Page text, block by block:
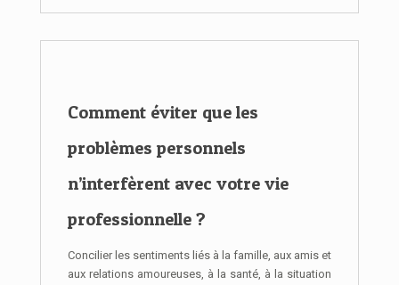
Comment éviter que les
problèmes personnels
n’interfèrent avec votre vie
professionnelle ?
Concilier les sentiments liés à la famille, aux amis et
aux relations amoureuses, à la santé, à la situation